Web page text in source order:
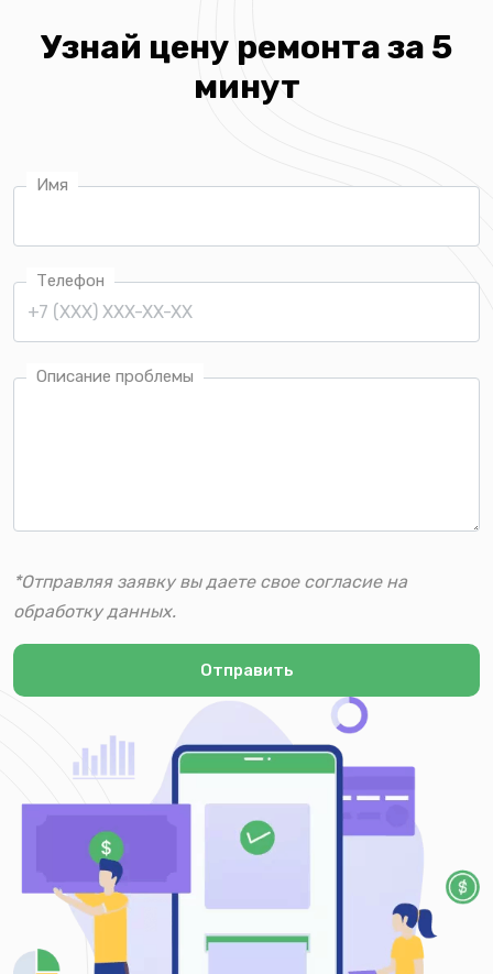
Узнай цену ремонта за 5
минут
Имя
Телефон
Описание проблемы
*Отправляя заявку вы даете свое согласие на
обработку данных.
Отправить